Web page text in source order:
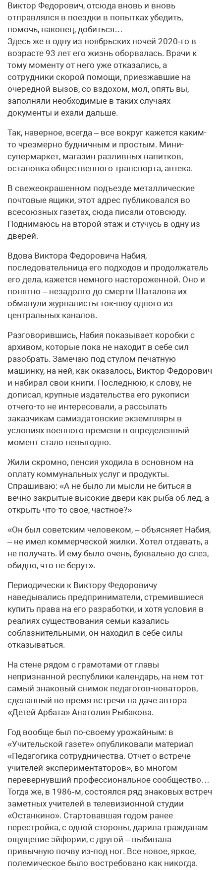
Виктор Федорович, отсюда вновь и вновь
отправлялся в поездки в попытках убедить,
помочь, наконец, добиться…
Здесь же в одну из ноябрьских ночей 2020‑го в
возрасте 93 лет его жизнь оборвалась. Врачи к
тому моменту от него уже отказались, а
сотрудники скорой помощи, приезжавшие на
очередной вызов, со вздохом, мол, опять вы,
заполняли необходимые в таких случаях
документы и ехали дальше.
Так, наверное, всегда – все вокруг кажется каким-
то чрезмерно будничным и простым. Мини-
супермаркет, магазин разливных напитков,
остановка общественного транспорта, аптека.
В свежеокрашенном подъезде металлические
почтовые ящики, этот адрес публиковался во
всесоюзных газетах, сюда писали отовсюду.
Поднимаюсь на второй этаж и стучусь в одну из
дверей.
Вдова Виктора Федоровича Набия,
последовательница его подходов и продолжатель
его дела, кажется немного настороженной. Оно и
понятно – незадолго до смерти Шаталова их
обманули журналисты ток-шоу одного из
центральных каналов.
Разговорившись, Набия показывает коробки с
архивом, которые пока не находит в себе сил
разобрать. Замечаю под стулом печатную
машинку, на ней, как оказалось, Виктор Федорович
и набирал свои книги. Последнюю, к слову, не
дописал, крупные издательства его рукописи
отчего-то не интересовали, а рассылать
заказчикам самиздатовские экземпляры в
условиях военного времени в определенный
момент стало невыгодно.
Жили скромно, пенсия уходила в основном на
оплату коммунальных услуг и продукты.
Спрашиваю: «А не было ли мысли не биться в
вечно закрытые высокие двери как рыба об лед, а
открыть что-то свое, частное?»
«Он был советским человеком, – объясняет Набия,
– не имел коммерческой жилки. Хотел отдавать, а
не получать. И ему было очень, буквально до слез,
обидно, что не берут».
Периодически к Виктору Федоровичу
наведывались предприниматели, стремившиеся
купить права на его разработки, и хотя условия в
реалиях существования семьи казались
соблазнительными, он находил в себе силы
отказываться.
На стене рядом с грамотами от главы
непризнанной республики календарь, на нем тот
самый знаковый снимок педагогов-новаторов,
сделанный во время встречи на даче автора
«Детей Арбата» Анатолия Рыбакова.
Год вообще был по-своему урожайным: в
«Учительской газете» опубликовали материал
«Педагогика сотрудничества. Отчет о встрече
учителей-экспериментаторов», во многом
перевернувший профессиональное сообщество…
Тогда же, в 1986‑м, состоялся ряд знаковых встреч
заметных учителей в телевизионной студии
«Останкино». Стартовавшая годом ранее
перестройка, с одной стороны, дарила гражданам
ощущение эйфории, с другой – выбивала
привычную почву из-под ног. Все новое, яркое,
полемическое было востребовано как никогда.